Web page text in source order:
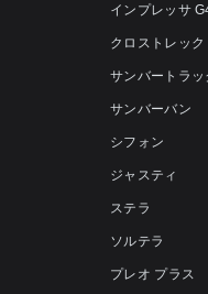
インプレッサ
クロストレック
サンバートラッ
サンバーバン
シフォン
ジャスティ
ステラ
ソルテラ
プレオ プラス